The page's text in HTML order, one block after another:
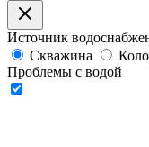
Источник
Скважина
Проблемы с водой